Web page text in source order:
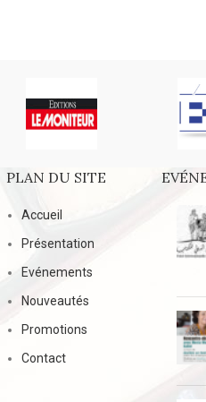
PLAN DU SITE
Accueil
Présentation
Evénements
Nouveautés
Promotions
Contact